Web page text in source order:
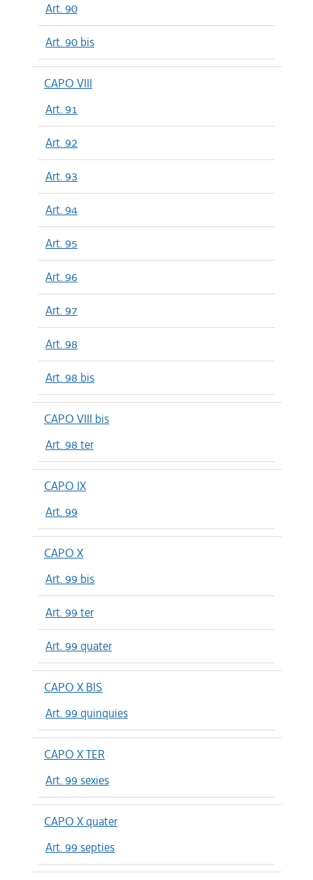
Art. 90
Art. 90 bis
CAPO VIII
Art. 91
Art. 92
Art. 93
Art. 94
Art. 95
Art. 96
Art. 97
Art. 98
Art. 98 bis
CAPO VIII bis
Art. 98 ter
CAPO IX
Art. 99
CAPO X
Art. 99 bis
Art. 99 ter
Art. 99 quater
CAPO X BIS
Art. 99 quinquies
CAPO X TER
Art. 99 sexies
CAPO X quater
Art. 99 septies